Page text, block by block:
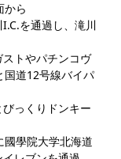
から
を通過し、滝川
トやパチンコヴ
国道12号線バイパ
っくりドンキー
學院大学北海道